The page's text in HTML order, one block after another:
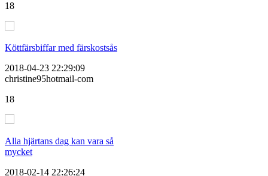
18
Köttfärsbiffar med färskostsås
2018-04-23 22:29:09
christine95hotmail-com
18
Alla hjärtans dag kan vara så
mycket
2018-02-14 22:26:24